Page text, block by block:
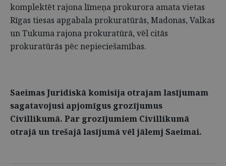
komplektēt rajona līmeņa prokurora amata vietas
Rīgas tiesas apgabala prokuratūrās, Madonas, Valkas
un Tukuma rajona prokuratūrā, vēl citās
prokuratūrās pēc nepieciešamības.
Saeimas Juridiskā komisija otrajam lasījumam
sagatavojusi apjomīgus grozījumus
Civillikumā. Par grozījumiem Civillikumā
otrajā un trešajā lasījumā vēl jālemj Saeimai.